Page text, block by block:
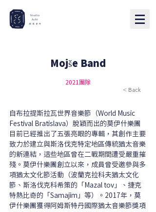
Mojše Band
2021團隊
< Back
自布拉提斯拉瓦世界音樂節（World Music
Festival Bratislava）脫穎而出的莫伊什樂團
目前已經推出了五張亮眼的專輯，其創作主要
致力於建立與斯洛伐克特定地區傳統猶太音樂
的新連結，這些地區曾在二戰期間遭受嚴重摧
殘。莫伊什樂團創立以來，成員曾受邀參與多
項猶太文化節活動（波蘭克拉科夫猶太文化
節、斯洛伐克科希策的「Mazal tov」、捷克
特熱比奇的「Samajim」等）。2017年，莫
伊什樂團獲得阿姆斯特丹國際猶太音樂節獎項